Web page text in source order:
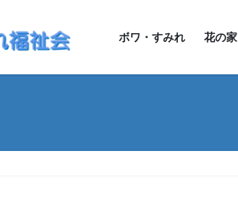
ボワ・すみれ 花の家